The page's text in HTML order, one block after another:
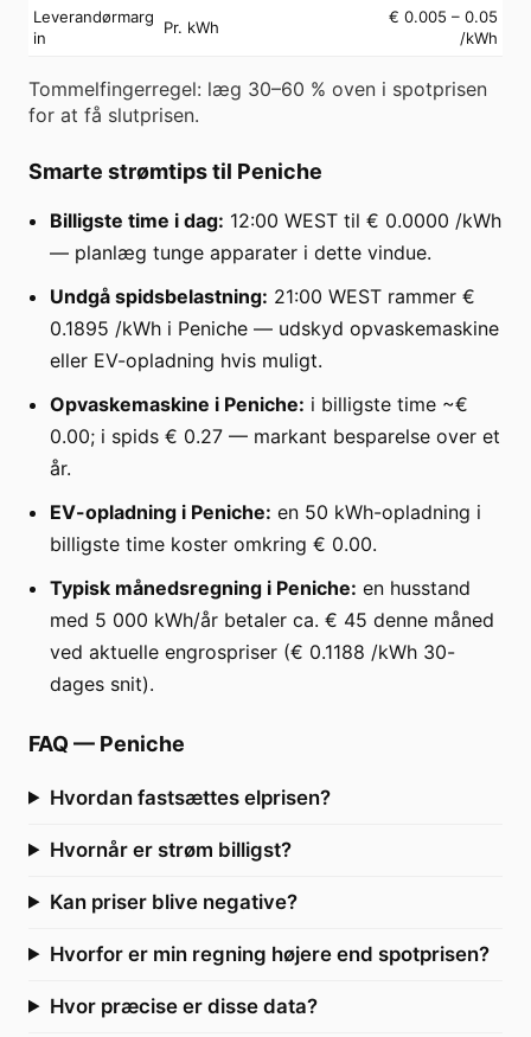
Leverandørmarg
in
Pr. kWh
€ 0.005 – 0.05
/kWh
Tommelfingerregel: læg 30–60 % oven i spotprisen
for at få slutprisen.
Smarte strømtips til Peniche
Billigste time i dag: 12:00 WEST til € 0.0000 /kWh
— planlæg tunge apparater i dette vindue.
Undgå spidsbelastning: 21:00 WEST rammer €
0.1895 /kWh i Peniche — udskyd opvaskemaskine
eller EV-opladning hvis muligt.
Opvaskemaskine i Peniche: i billigste time ~€
0.00; i spids € 0.27 — markant besparelse over et
år.
EV-opladning i Peniche: en 50 kWh-opladning i
billigste time koster omkring € 0.00.
Typisk månedsregning i Peniche: en husstand
med 5 000 kWh/år betaler ca. € 45 denne måned
ved aktuelle engrospriser (€ 0.1188 /kWh 30-
dages snit).
FAQ — Peniche
Hvordan fastsættes elprisen?
Hvornår er strøm billigst?
Kan priser blive negative?
Hvorfor er min regning højere end spotprisen?
Hvor præcise er disse data?